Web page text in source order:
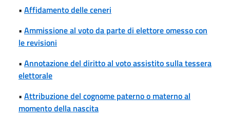
• Affidamento delle ceneri
• Ammissione al voto da parte di elettore omesso con
le revisioni
• Annotazione del diritto al voto assistito sulla tessera
elettorale
• Attribuzione del cognome paterno o materno al
momento della nascita